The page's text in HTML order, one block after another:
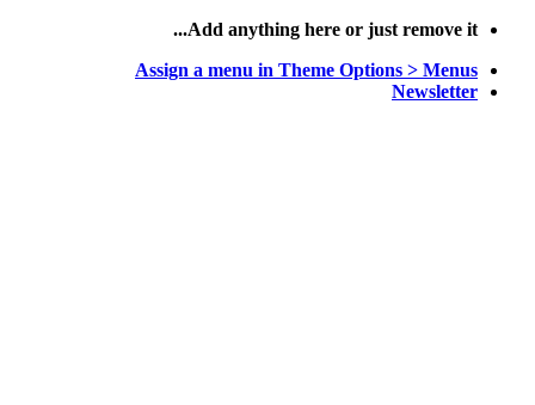
پرش
محتوا
Add anything here or just remove it...
Assign a menu in Theme Options > Menus
Newsletter